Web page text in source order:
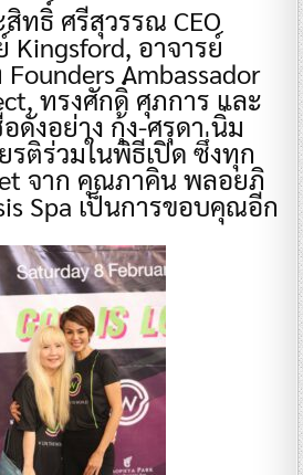
ทธิ์ ศรีสุวรรณ CEO
อาจารย์
Ambassador
ทรงศักดิ์ ศุภการ และ
ดังอย่าง กุ้ง-ศรุดา นิ่ม
ติร่วมในพิธีเปิด ซึ่งทุก
จาก คุณภาคิน พลอยภิ
Spa เป็นการขอบคุณอีก